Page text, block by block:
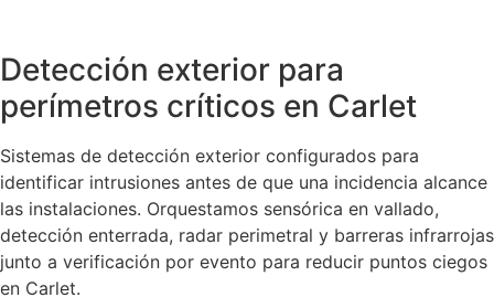
Detección exterior para
perímetros críticos en Carlet
Sistemas de detección exterior configurados para
identificar intrusiones antes de que una incidencia alcance
las instalaciones. Orquestamos sensórica en vallado,
detección enterrada, radar perimetral y barreras infrarrojas
junto a verificación por evento para reducir puntos ciegos
en Carlet.